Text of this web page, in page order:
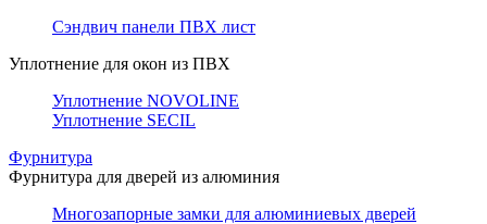
Сэндвич панели ПВХ лист
Уплотнение для окон из ПВХ
Уплотнение NOVOLINE
Уплотнение SECIL
Фурнитура
Фурнитура для дверей из алюминия
Многозапорные замки для алюминиевых дверей